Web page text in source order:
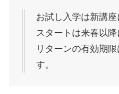
お試し入学は新講座
スタートは来春以降
リターンの有効期
す。